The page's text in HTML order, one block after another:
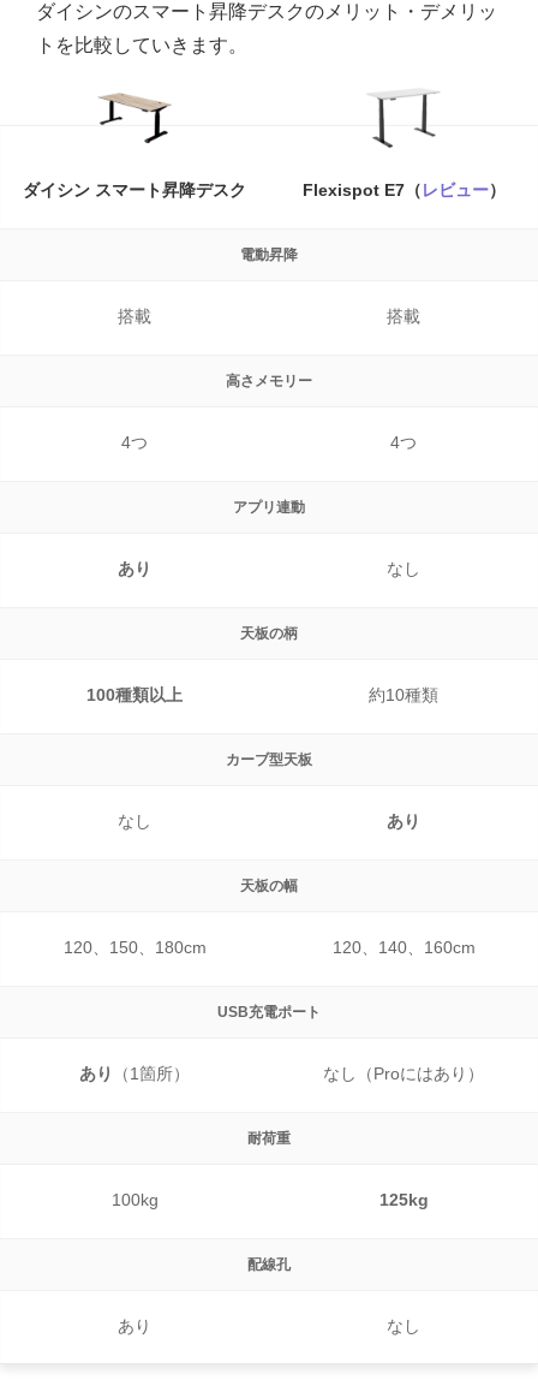
ダイシンのスマート昇降デスクのメリット・デメリッ
トを比較していきます。
ダイシン スマート昇降デスク Flexispot E7（レビュー）
電動昇降
搭載 搭載
高さメモリー
4つ 4つ
アプリ連動
あり なし
天板の柄
100種類以上 約10種類
カーブ型天板
なし あり
天板の幅
120、150、180cm 120、140、160cm
USB充電ポート
あり （1箇所） なし（Proにはあり）
耐荷重
100kg 125kg
配線孔
あり なし